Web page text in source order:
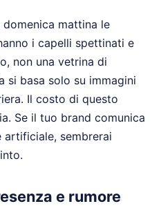
mattina le
i capelli spettinati e
non una vetrina di
si basa solo su immagini
Il costo di questo
Se il tuo brand comunica
sembrerai
e rumore